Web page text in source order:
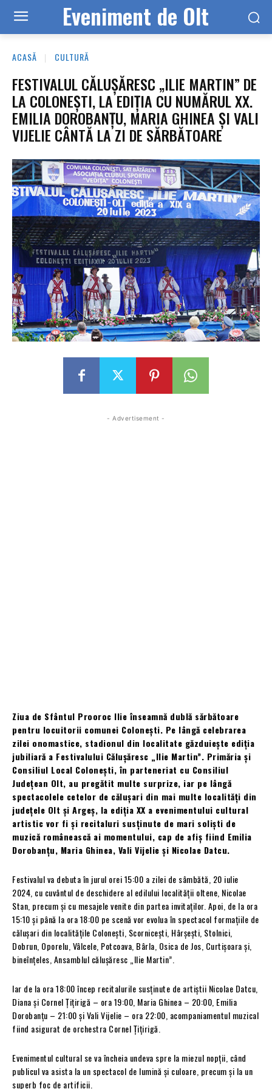
Eveniment de Olt
ACASĂ CULTURĂ
FESTIVALUL CĂLUȘĂRESC „ILIE MARTIN” DE
LA COLONEȘTI, LA EDIȚIA CU NUMĂRUL XX.
EMILIA DOROBANȚU, MARIA GHINEA ȘI VALI
VIJELIE CÂNTĂ LA ZI DE SĂRBĂTOARE
- Advertisement -
Ziua de Sfântul Prooroc Ilie înseamnă dublă sărbătoare
pentru locuitorii comunei Colonești. Pe lângă celebrarea
zilei onomastice, stadionul din localitate găzduiește ediția
jubiliară a Festivalului Călușăresc „Ilie Martin”. Primăria și
Consiliul Local Colonești, în parteneriat cu Consiliul
Județean Olt, au pregătit multe surprize, iar pe lângă
spectacolele cetelor de călușari din mai multe localități din
județele Olt și Argeș, la ediția XX a evenimentului cultural
artistic vor fi și recitaluri susținute de mari soliști de
muzică românească ai momentului, cap de afiș fiind Emilia
Dorobanțu, Maria Ghinea, Vali Vijelie și Nicolae Datcu.
Festivalul va debuta în jurul orei 15:00 a zilei de sâmbătă, 20 iulie
2024, cu cuvântul de deschidere al edilului localității oltene, Nicolae
Stan, precum și cu mesajele venite din partea invitaților. Apoi, de la ora
15:10 și până la ora 18:00 pe scenă vor evolua în spectacol formațiile de
călușari din localitățile Colonești, Scornicești, Hârșești, Stolnici,
Dobrun, Oporelu, Vâlcele, Potcoava, Bârla, Osica de Jos, Curtișoara și,
bineînțeles, Ansamblul călușăresc „Ilie Martin”.
Iar de la ora 18:00 încep recitalurile susținute de artiștii Nicolae Datcu,
Diana și Cornel Țițirigă – ora 19:00, Maria Ghinea – 20:00, Emilia
Dorobanțu – 21:00 și Vali Vijelie – ora 22:00, acompaniamentul muzical
fiind asigurat de orchestra Cornel Țițirigă.
Evenimentul cultural se va încheia undeva spre la miezul nopții, când
publicul va asista la un spectacol de lumină și culoare, precum și la un
superb foc de artificii.